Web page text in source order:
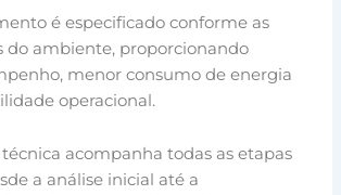
é especificado conforme as
do ambiente, proporcionando
menor consumo de energia
operacional.
acompanha todas as etapas
a análise inicial até a